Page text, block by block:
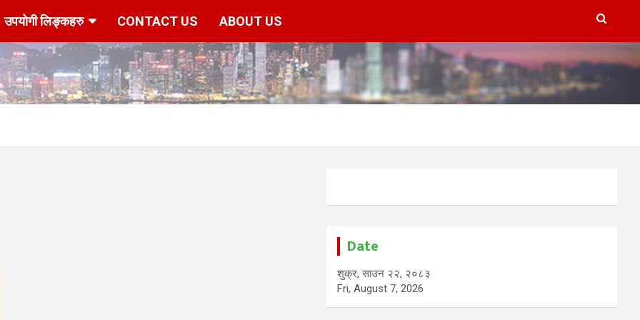
उपयोगी लिङ्कहरु CONTACT US ABOUT US
Date
शुक्र, साउन २२, २०८३
Fri, August 7, 2026